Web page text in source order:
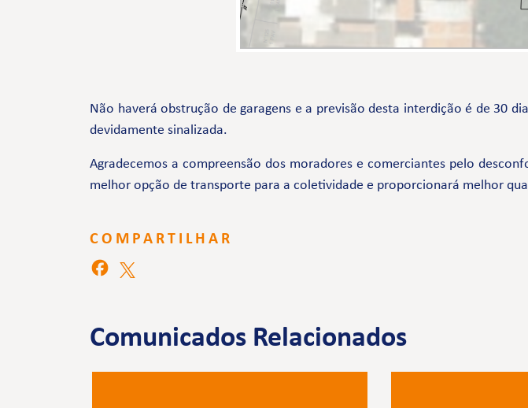
Não haverá obstrução de garagens e a previsão desta interdição é de 30
devidamente sinalizada.
Agradecemos a compreensão dos moradores e comerciantes pelo
melhor opção de transporte para a coletividade e proporcionará melhor
COMPARTILHAR
Comunicados Relacionados